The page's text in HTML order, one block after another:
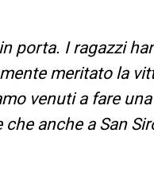
porta. I ragazzi
meritato la
venuti a fare una
anche a San